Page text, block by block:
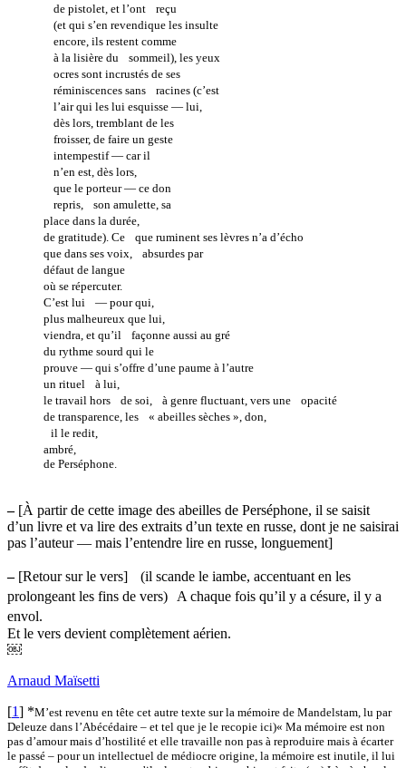
de pistolet, et l’ont reçu
(et qui s’en revendique les insulte
encore, ils restent comme
à la lisière du sommeil), les yeux
ocres sont incrustés de ses
réminiscences sans racines (c’est
l’air qui les lui esquisse — lui,
dès lors, tremblant de les
froisser, de faire un geste
intempestif — car il
n’en est, dès lors,
que le porteur — ce don
repris, son amulette, sa
place dans la durée,
de gratitude). Ce que ruminent ses lèvres n’a d’écho
que dans ses voix, absurdes par
défaut de langue
où se répercuter.
C’est lui — pour qui,
plus malheureux que lui,
viendra, et qu’il façonne aussi au gré
du rythme sourd qui le
prouve — qui s’offre d’une paume à l’autre
un rituel à lui,
le travail hors de soi, à genre fluctuant, vers une opacité
de transparence, les « abeilles sèches », don,
il le redit,
ambré,
de Perséphone.
–[À partir de cette image des abeilles de Perséphone, il se saisit
d’un livre et va lire des extraits d’un texte en russe, dont je ne saisirai
pas l’auteur — mais l’entendre lire en russe, longuement]
–[Retour sur le vers] (il scande le iambe, accentuant en les
prolongeant les fins de vers) A chaque fois qu’il y a césure, il y a
envol.
Et le vers devient complètement aérien.
￼
Arnaud Maïsetti
[1] *M’est revenu en tête cet autre texte sur la mémoire de Mandelstam, lu par
Deleuze dans l’Abécédaire – et tel que je le recopie ici)« Ma mémoire est non
pas d’amour mais d’hostilité et elle travaille non pas à reproduire mais à écarter
le passé – pour un intellectuel de médiocre origine, la mémoire est inutile, il lui